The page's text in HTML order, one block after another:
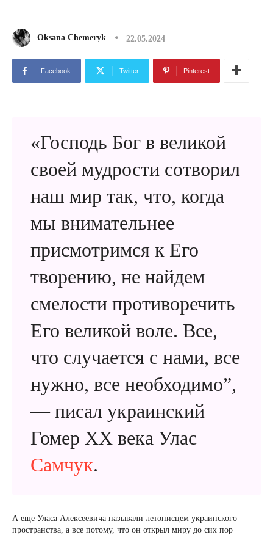
Oksana Chemeryk 22.05.2024
Facebook Twitter Pinterest
«Господь Бог в великой
своей мудрости сотворил
наш мир так, что, когда
мы внимательнее
присмотримся к Его
творению, не найдем
смелости противоречить
Его великой воле. Все,
что случается с нами, все
нужно, все необходимо”,
— писал украинский
Гомер ХХ века Улас
Самчук.
А еще Уласа Алексеевича называли летописцем украинского
пространства, а все потому, что он открыл миру до сих пор